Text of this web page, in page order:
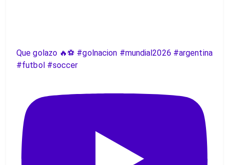
Que golazo 🔥⚽️ #golnacion #mundial2026 #argentina
#futbol #soccer